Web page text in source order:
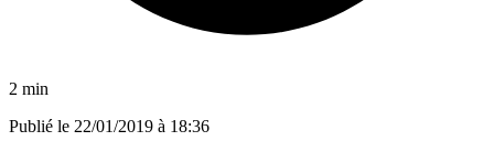
2 min
Publié le 22/01/2019 à 18:36